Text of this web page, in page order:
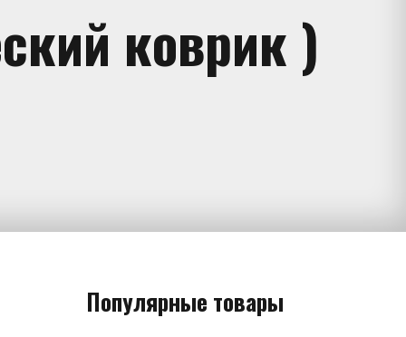
коврик )
Популярные товары